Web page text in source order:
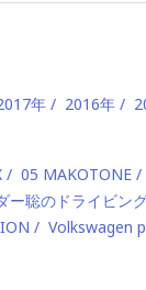
年 2016年
05 MAKOTONE
ー聡のドライビン
Volkswagen